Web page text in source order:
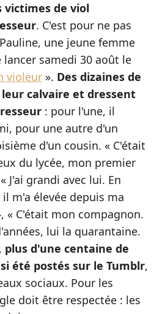
victimes de viol
. C'est pour ne pas
une jeune femme
lancer samedi 30 août le
violeur ». Des dizaines de
calvaire et dressent
: pour l'une, il
pour une autre d'un
d'un cousin. « C'était
du lycée, mon premier
J'ai grandi avec lui. En
m'a élevée depuis ma
« C'était mon compagnon.
lui la quarantaine.
plus d'une centaine de
été postés sur le Tumblr,
sociaux. Pour les
doit être respectée : les